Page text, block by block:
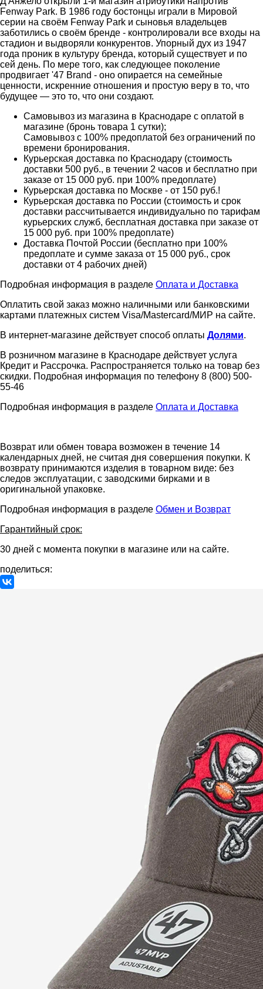
Fenway Park. В 1986 году бостонцы играли в Мировой
серии на своём Fenway Park и сыновья владельцев
заботились о своём бренде - контролировали все входы на
стадион и выдворяли конкурентов. Упорный дух из 1947
года проник в культуру бренда, который существует и по
сей день. По мере того, как следующее поколение
продвигает '47 Brand - оно опирается на семейные
ценности, искренние отношения и простую веру в то, что
будущее — это то, что они создают.
Самовывоз из магазина в Краснодаре с оплатой в
магазине (бронь товара 1 сутки);
Самовывоз с 100% предоплатой без ограничений по
времени бронирования.
Курьерская доставка по Краснодару (стоимость
доставки 500 руб., в течении 2 часов и бесплатно при
заказе от 15 000 руб. при 100% предоплате)
Курьерская доставка по Москве - от 150 руб.!
Курьерская доставка по России (стоимость и срок
доставки рассчитывается индивидуально по тарифам
курьерских служб, бесплатная доставка при заказе от
15 000 руб. при 100% предоплате)
Доставка Почтой России (бесплатно при 100%
предоплате и сумме заказа от 15 000 руб., срок
доставки от 4 рабочих дней)
Подробная информация в разделе Оплата и Доставка
Оплатить свой заказ можно наличными или банковскими
картами платежных систем Visa/Mastercard/МИР на сайте.
В интернет-магазине действует способ оплаты Долями.
В розничном магазине в Краснодаре действует услуга
Кредит и Рассрочка. Распространяется только на товар без
скидки. Подробная информация по телефону 8 (800) 500-
55-46
Подробная информация в разделе Оплата и Доставка
Возврат или обмен товара возможен в течение 14
календарных дней, не считая дня совершения покупки. К
возврату принимаются изделия в товарном виде: без
следов эксплуатации, с заводскими бирками и в
оригинальной упаковке.
Подробная информация в разделе Обмен и Возврат
Гарантийный срок:
30 дней с момента покупки в магазине или на сайте.
поделиться: